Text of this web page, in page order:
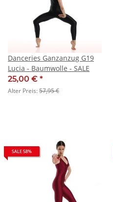
Danceries Ganzanzug G19
Lucia - Baumwolle - SALE
25,00 € *
Alter Preis:57,95 €
SALE 58%